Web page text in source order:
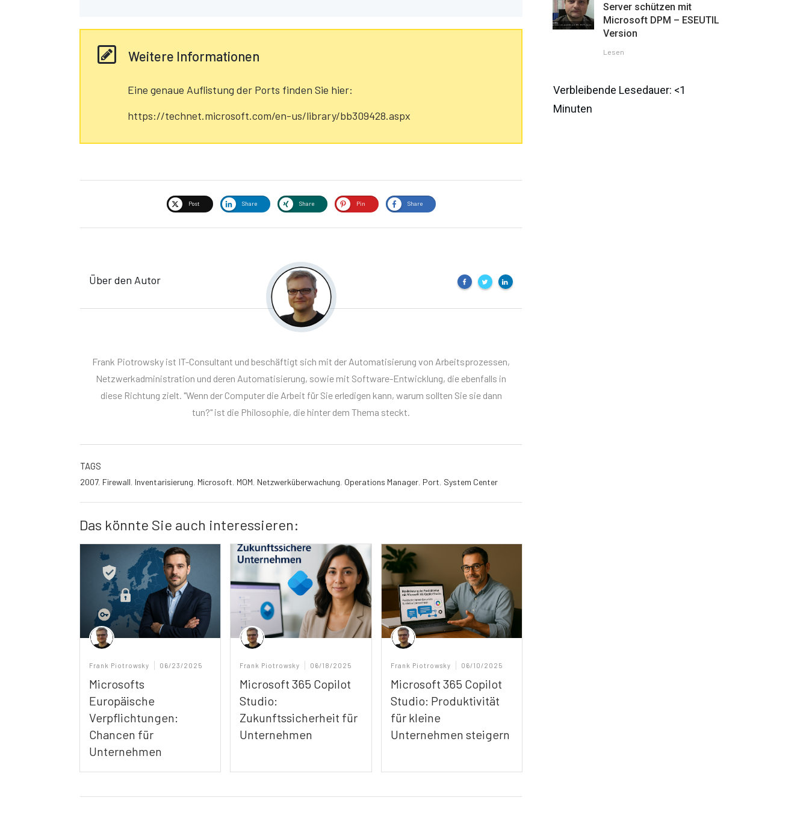
Weitere Informationen
Eine genaue Auflistung der Ports finden Sie hier:
https://technet.microsoft.com/en-us/library/bb309428.aspx
Post Share Share Pin Share
Über den Autor
Frank Piotrowsky ist IT-Consultant und beschäftigt sich mit der Automatisierung von Arbeitsprozessen,
Netzwerkadministration und deren Automatisierung, sowie mit Software-Entwicklung, die ebenfalls in
diese Richtung zielt. "Wenn der Computer die Arbeit für Sie erledigen kann, warum sollten Sie sie dann
tun?" ist die Philosophie, die hinter dem Thema steckt.
TAGS
2007, Firewall, Inventarisierung, Microsoft, MOM, Netzwerküberwachung, Operations Manager, Port, System Center
Das könnte Sie auch interessieren:
Frank Piotrowsky 06/23/2025
Microsofts
Europäische
Verpflichtungen:
Chancen für
Unternehmen
Frank Piotrowsky 06/18/2025
Microsoft 365 Copilot
Studio:
Zukunftssicherheit für
Unternehmen
Frank Piotrowsky 06/10/2025
Microsoft 365 Copilot
Studio: Produktivität
für kleine
Unternehmen steigern
Server schützen mit
Microsoft DPM – ESEUTIL
Version
Lesen
Verbleibende Lesedauer: <1
Minuten